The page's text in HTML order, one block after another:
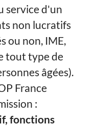
service d'un
non lucratifs
ou non, IME,
tout type de
âgées).
France
:
fonctions